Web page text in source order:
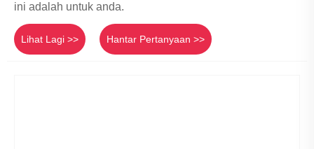
ini adalah untuk anda.
Lihat Lagi >> Hantar Pertanyaan >>